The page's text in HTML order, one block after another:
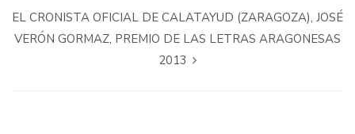
EL CRONISTA OFICIAL DE CALATAYUD (ZARAGOZA), JOSÉ
VERÓN GORMAZ, PREMIO DE LAS LETRAS ARAGONESAS
2013